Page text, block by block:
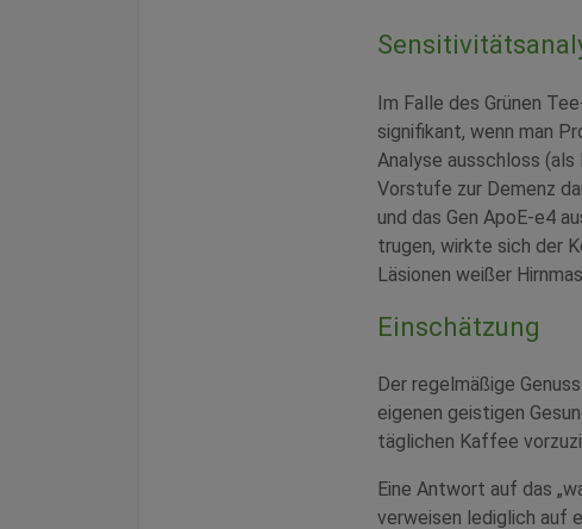
Im Falle des Grünen
signifikant, wenn man
Analyse ausschloss
Vorstufe zur Demenz
und das Gen ApoE-e4
trugen, wirkte sich der
Läsionen weißer
Einschätzung
Der regelmäßige
eigenen geistigen
täglichen Kaffee
Eine Antwort auf das
verweisen lediglich auf